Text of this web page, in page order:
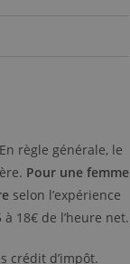
règle générale, le
Pour une femme
selon l’expérience
18€ de l’heure net.
crédit d’impôt.